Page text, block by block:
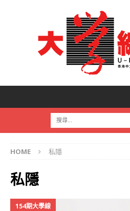
HOME 私隱
私隱
154期大學線